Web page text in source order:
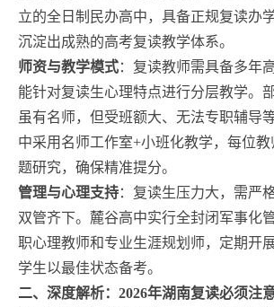
立的全日制民办高中，具备正规复读办
沉淀出成熟的高考复读教学体系。
师资与教学模式：复读教师需具备多年
能针对复读生心理特点进行分层教学。
虽有名师，但受班额大、无法专职辅导
中采用名师工作室+小班化教学，每位
题研究，确保精准提分。
管理与心理支持：复读生压力大，需严
双管齐下。麓谷高中实行全封闭军事化
职心理教师和专业生涯规划师，定期开
学生以最佳状态备考。
二、深度解析：2026年湖南复读必须注